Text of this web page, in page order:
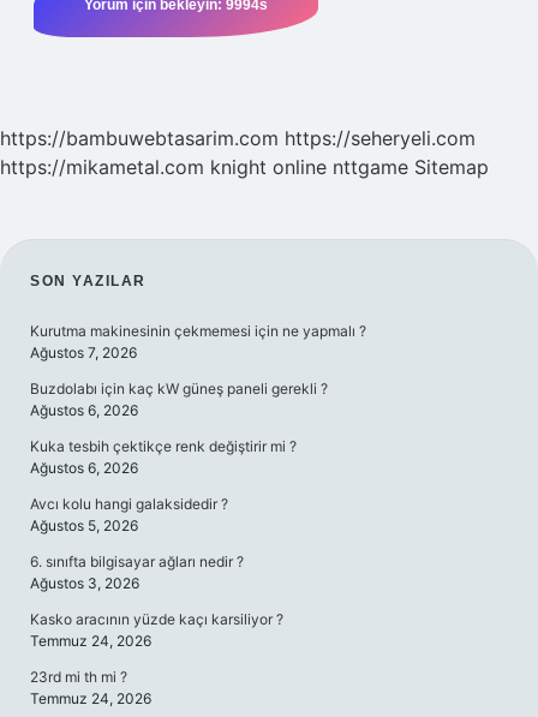
https://bambuwebtasarim.com https://seheryeli.com
https://mikametal.com knight online nttgame Sitemap
SIDEBAR
SON YAZILAR
Kurutma makinesinin çekmemesi için ne yapmalı ?
Ağustos 7, 2026
Buzdolabı için kaç kW güneş paneli gerekli ?
Ağustos 6, 2026
Kuka tesbih çektikçe renk değiştirir mi ?
Ağustos 6, 2026
Avcı kolu hangi galaksidedir ?
Ağustos 5, 2026
6. sınıfta bilgisayar ağları nedir ?
Ağustos 3, 2026
Kasko aracının yüzde kaçı karsiliyor ?
Temmuz 24, 2026
23rd mi th mi ?
Temmuz 24, 2026